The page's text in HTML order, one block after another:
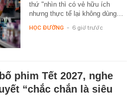
thứ "nhìn thì có vẻ hữu ích
nhưng thực tế lại không dùng…
HỌC ĐƯỜNG - 6 giờ trước
phim Tết 2027, nghe
“chắc chắn là siêu